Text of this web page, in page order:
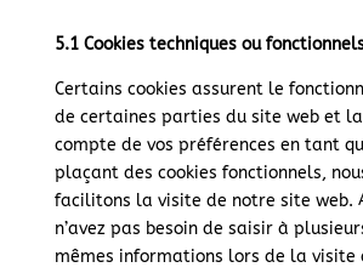
5.1 Cookies techniques ou
Certains cookies assurent le
de certaines parties du site web et
compte de vos préférences en tant
plaçant des cookies fonctionnels,
facilitons la visite de notre site web.
n’avez pas besoin de saisir à
mêmes informations lors de la visite